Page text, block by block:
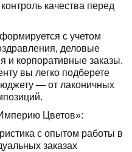
качества перед
с учетом
деловые
и корпоративные заказы.
вы легко подберете
— от лаконичных
Цветов»:
с опытом работы в
заказах